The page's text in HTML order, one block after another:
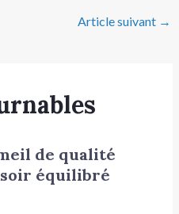
Article suivant →
de qualité
soir équilibré